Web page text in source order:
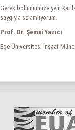
Gerek bölümümüze yeni
saygıyla selamlıyorum.
Prof. Dr. Şemsi Yazıcı
Ege Üniversitesi İnşaat